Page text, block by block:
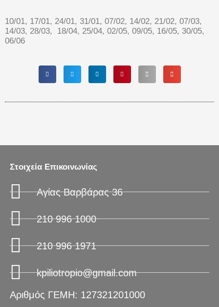
10/01, 17/01, 24/01, 31/01, 07/02, 14/02, 21/02, 07/03,
14/03, 28/03, 18/04, 25/04, 02/05, 09/05, 16/05, 30/05,
06/06
Στοιχεία Επικοινωνίας
Αγίας Βαρβάρας 36
210 996 1000
210 996 1971
kpiliotropio@gmail.com
Αριθμός ΓΕΜΗ: 127321201000